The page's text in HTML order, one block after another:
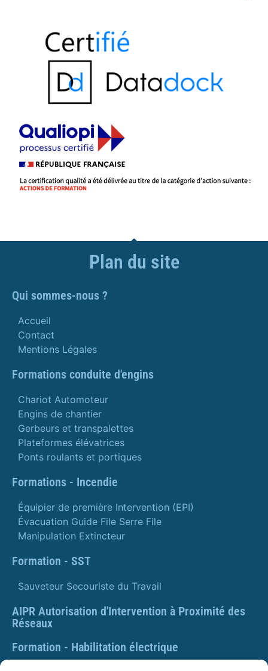
Plan du site
Qui sommes-nous ?
Accueil
Contact
Mentions Légales
Formations conduite d'engins
Chariot Automoteur
Engins de chantier
Gerbeurs et transpalettes
Plateformes élévatrices
Ponts roulants et portiques
Formations - Incendie
Équipier de première Intervention (EPI)
Évacuation Guide File Serre File
Manipulation Extincteur
Formation - SST
Sauveteur Secouriste du Travail
AIPR Autorisation d'Intervention à Proximité des
Réseaux
Formation - Habilitation électrique